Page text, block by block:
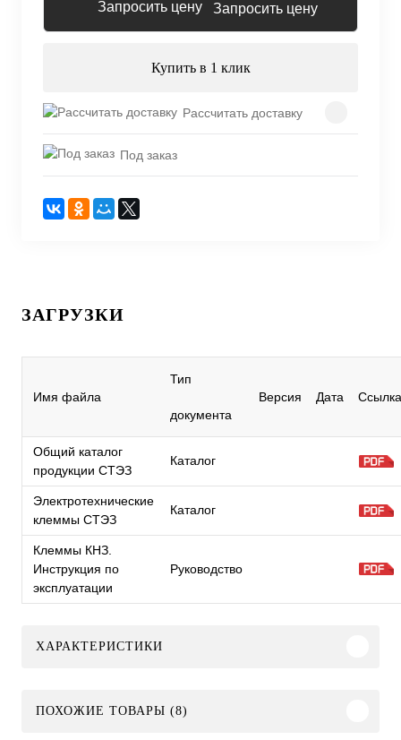
Запросить цену
Купить в 1 клик
Рассчитать доставку
Под заказ
ЗАГРУЗКИ
Имя файла
Тип
документа
Версия Дата Ссылка
Общий каталог
продукции СТЭЗ
Каталог
Электротехнические
клеммы СТЭЗ
Каталог
Клеммы КНЗ.
Инструкция по
эксплуатации
Руководство
ХАРАКТЕРИСТИКИ
ПОХОЖИЕ ТОВАРЫ (8)